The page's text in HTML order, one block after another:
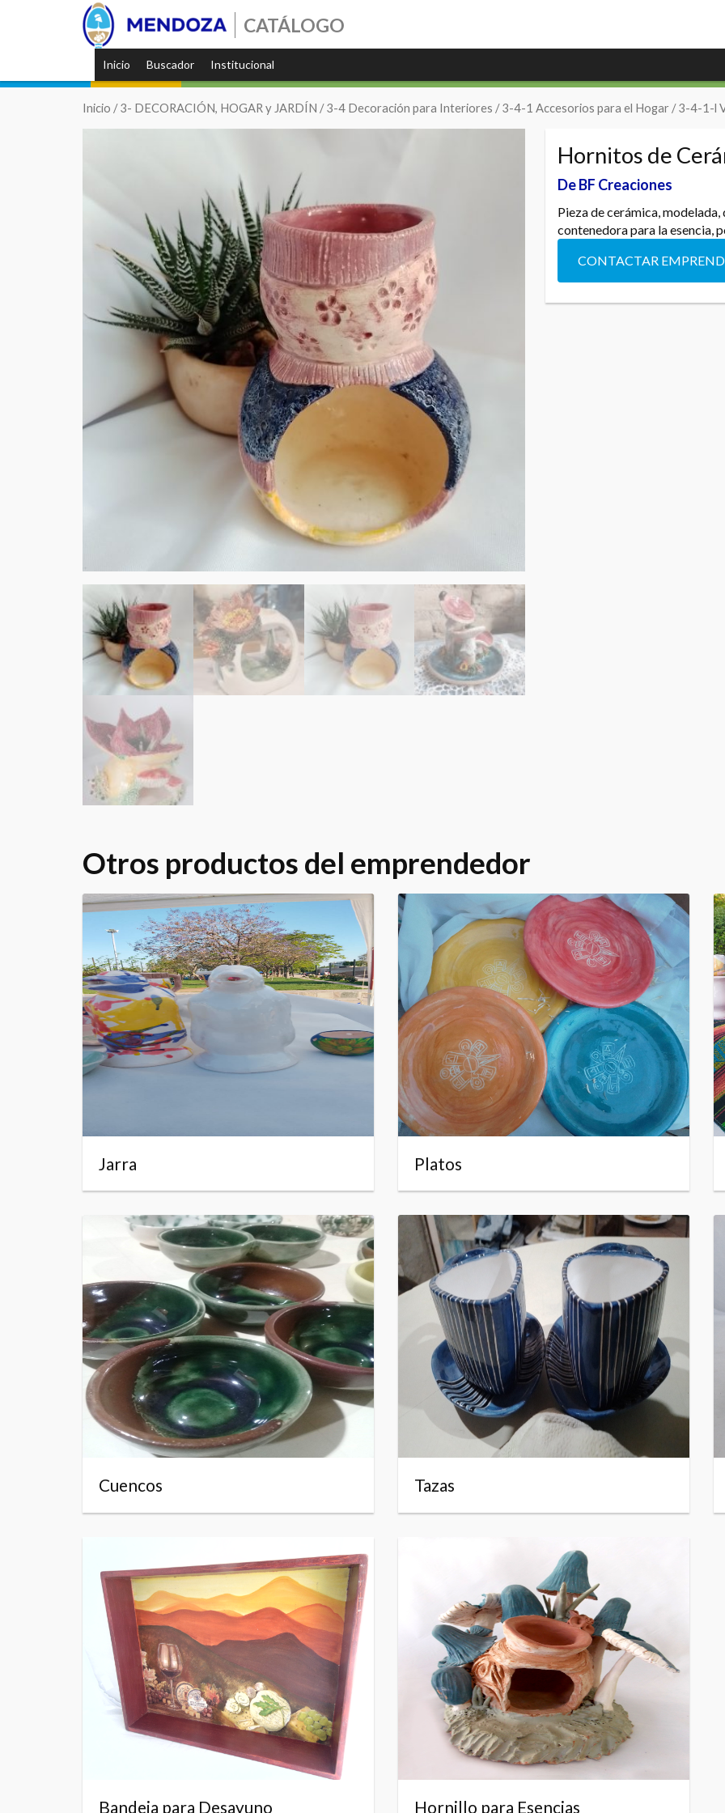
CATÁLOGO
Inicio Buscador Institucional
Inicio /3- DECORACIÓN, HOGAR y JARDÍN /3-4 Decoración para Interiores /3-4-1 Accesorios para el Hogar /3-4-1-l
Hornitos de
De BF Creaciones
Pieza de cerámica,
contenedora para la esencia,
CONTACTAR
Otros productos del emprendedor
Jarra Platos
Cuencos Tazas
Bandeja para Desayuno Hornillo para Esencias